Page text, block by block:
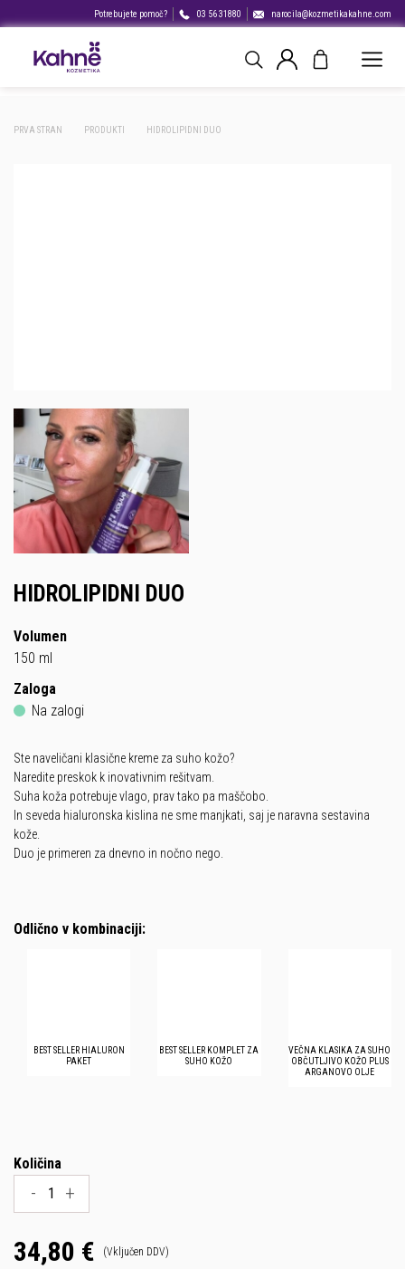
Potrebujete pomoč? 03 56 31880 narocila@kozmetikakahne.com
PRVA STRAN PRODUKTI HIDROLIPIDNI DUO
HIDROLIPIDNI DUO
Volumen
150 ml
Zaloga
Na zalogi
Ste naveličani klasične kreme za suho kožo?
Naredite preskok k inovativnim rešitvam.
Suha koža potrebuje vlago, prav tako pa maščobo.
In seveda hialuronska kislina ne sme manjkati, saj je naravna sestavina
kože.
Duo je primeren za dnevno in nočno nego.
Odlično v kombinaciji:
BEST SELLER HIALURON
PAKET
BEST SELLER KOMPLET ZA
SUHO KOŽO
VEČNA KLASIKA ZA SUHO
OBČUTLJIVO KOŽO PLUS
ARGANOVO OLJE
Količina
- +
34,80 € (Vključen DDV)